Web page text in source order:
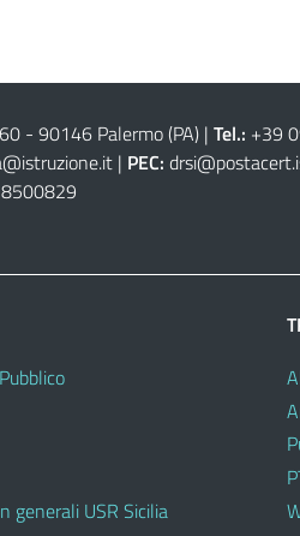
- 90146 Palermo (PA)| Tel.: +39
| PEC:
generali USR Sicilia